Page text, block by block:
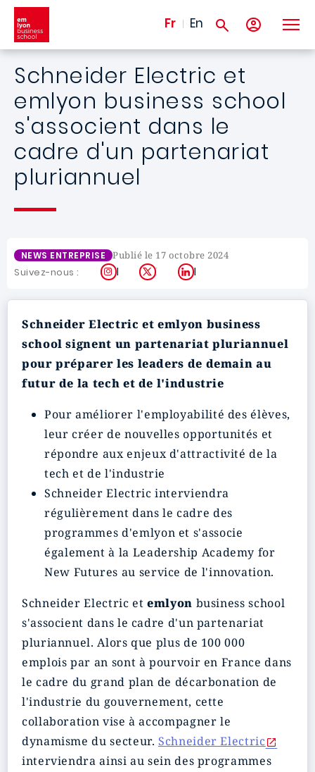
Aller au contenu principal
Fr En
Schneider Electric et
emlyon business school
s'associent dans le
cadre d'un partenariat
pluriannuel
NEWS ENTREPRISE Publié le 17 octobre 2024
Suivez-nous : Instagram
X LinkedIn
Schneider Electric et emlyon business
school signent un partenariat pluriannuel
pour préparer les leaders de demain au
futur de la tech et de l'industrie
Pour améliorer l'employabilité des élèves,
leur créer de nouvelles opportunités et
répondre aux enjeux d'attractivité de la
tech et de l'industrie
Schneider Electric interviendra
régulièrement dans le cadre des
programmes d'emlyon et s'associe
également à la Leadership Academy for
New Futures au service de l'innovation.
Schneider Electric etemlyon business school
s'associent dans le cadre d'un partenariat
pluriannuel. Alors que plus de 100 000
emplois par an sont à pourvoir en France dans
le cadre du grand plan de décarbonation de
l'industrie du gouvernement, cette
collaboration vise à accompagner le
dynamisme du secteur. Schneider Electric
interviendra ainsi au sein des programmes